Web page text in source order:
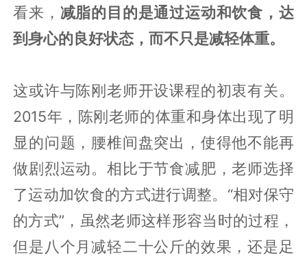
看来， 减脂的目的是通过运动和饮食，达
到身心的良好状态，而不只是减轻体重。
这或许与陈刚老师开设课程的初衷有关。
2015年，陈刚老师的体重和身体出现了明
显的问题，腰椎间盘突出，使得他不能再
做剧烈运动。相比于节食减肥，老师选择
了运动加饮食的方式进行调整。“相对保守
的方式”，虽然老师这样形容当时的过程，
但是八个月减轻二十公斤的效果，还是足